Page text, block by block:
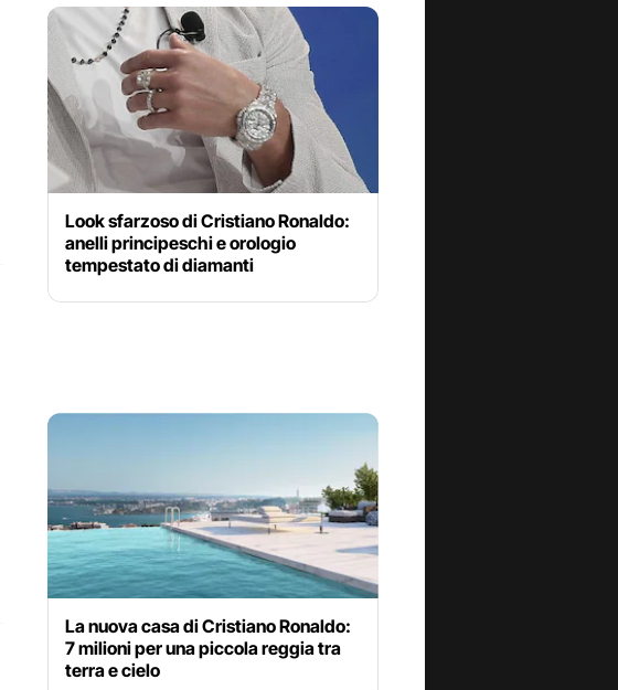
Look sfarzoso di Cristiano Ronaldo:
anelli principeschi e orologio
tempestato di diamanti
La nuova casa di Cristiano Ronaldo:
7 milioni per una piccola reggia tra
terra e cielo